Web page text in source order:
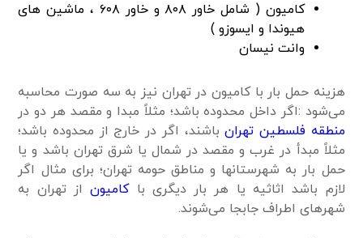
کامیون ( شامل خاور ۸۰۸ و خاور ۶۰۸ ، ماشین های
هیوندا و ایسوزو )
وانت نیسان
هزینه حمل بار با کامیون در تهران نیز به سه صورت محاسبه
می‌شود :اگر داخل محدوده باشد؛ مثلاً مبدا و مقصد هر دو در
منطقه فلسطین تهرانباشند، اگر در خارج از محدوده باشد؛
مثلاً مبدأ در غرب و مقصد در شمال یا شرق تهران باشد و یا
حمل بار به شهرستانها و مناطق حومه تهران؛ برای مثال اگر
لازم باشد اثاثیه یا هر بار دیگری باکامیوناز تهران به
شهرهای اطراف جابجا می‌شوند.